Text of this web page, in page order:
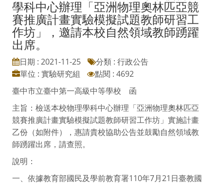
學科中心辦理「亞洲物理奧林匹亞競
賽推廣計畫實驗模擬試題教師研習工
作坊」，邀請本校自然領域教師踴躍
出席。
日期 : 2021-11-25
分類 : 行政公告
單位 : 實驗研究組
點閱 : 4692
臺中市立臺中第一高級中等學校 函
主旨：檢送本校物理學科中心辦理「亞洲物理奧林匹亞
競賽推廣計畫實驗模擬試題教師研習工作坊」實施計畫
乙份（如附件），惠請貴校協助公告並鼓勵自然領域教
師踴躍出席，請查照。
說明：
一、依據教育部國民及學前教育署110年7月21日臺教國